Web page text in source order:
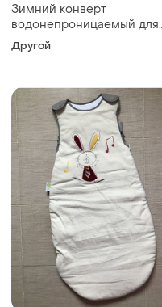
Зимний конверт
водонепроницаемый для
коляски 95 х 48 см elmi
he0641
Другой